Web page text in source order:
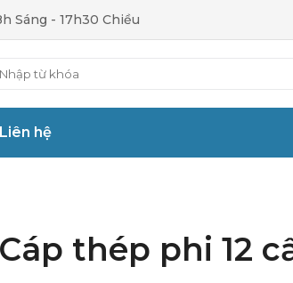
Sáng - 17h30 Chiều
Liên hệ
Cáp thép phi 12